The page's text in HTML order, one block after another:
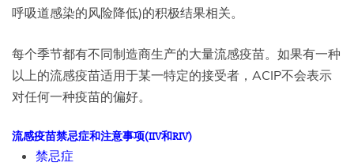
呼吸道感染的风险降低)的积极结果相关。
每个季节都有不同制造商生产的大量流感疫苗。如果有一种
以上的流感疫苗适用于某一特定的接受者，ACIP不会表示
对任何一种疫苗的偏好。
流感疫苗禁忌症和注意事项(IIV和RIV)
禁忌症